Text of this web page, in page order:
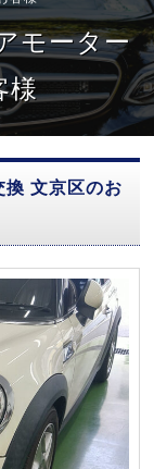
モーター
様
文京区のお